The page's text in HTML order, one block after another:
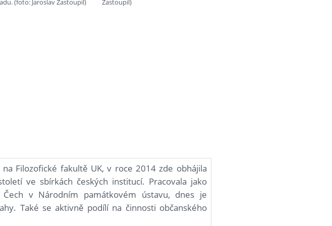
(foto: Jaroslav Zastoupil) Zastoupil)
Filozofické fakultě UK, v roce 2014 zde obhájila
ve sbírkách českých institucí. Pracovala jako
v Národním památkovém ústavu, dnes je
Také se aktivně podílí na činnosti občanského